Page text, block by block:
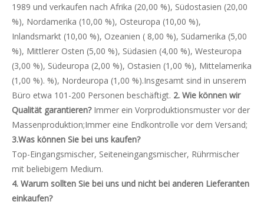
1989 und verkaufen nach Afrika (20,00 %), Südostasien (20,00
%), Nordamerika (10,00 %), Osteuropa (10,00 %),
Inlandsmarkt (10,00 %), Ozeanien ( 8,00 %), Südamerika (5,00
%), Mittlerer Osten (5,00 %), Südasien (4,00 %), Westeuropa
(3,00 %), Südeuropa (2,00 %), Ostasien (1,00 %), Mittelamerika
(1,00 %). %), Nordeuropa (1,00 %).Insgesamt sind in unserem
Büro etwa 101-200 Personen beschäftigt. 2. Wie können wir
Qualität garantieren?Immer ein Vorproduktionsmuster vor der
Massenproduktion;Immer eine Endkontrolle vor dem Versand;
3.Was können Sie bei uns kaufen?
Top-Eingangsmischer, Seiteneingangsmischer, Rührmischer
mit beliebigem Medium.
4. Warum sollten Sie bei uns und nicht bei anderen Lieferanten
einkaufen?